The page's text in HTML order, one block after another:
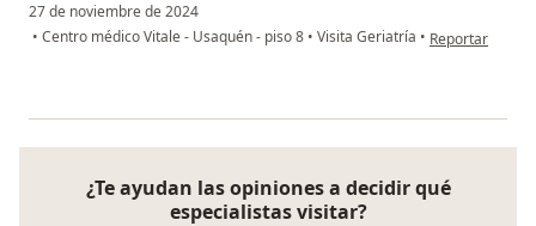
27 de noviembre de 2024
• Centro médico Vitale - Usaquén - piso 8 • Visita Geriatría • en opinión del
Reportar
¿Te ayudan las opiniones a decidir qué
especialistas visitar?